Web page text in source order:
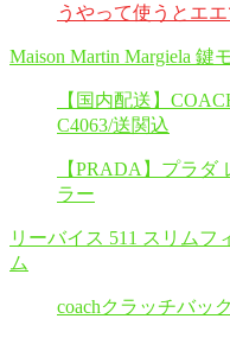
うやって使うとエ
Maison Martin Margiela
【国内配送】
C4063/送関込
【PRADA】プラダ
ラー
リーバイス 511 スリムフ
ム
coachクラッチバッ